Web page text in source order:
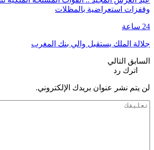
وقفزات استعراضية بالمظلات
24 ساعة
جلالة الملك يستقبل والي بنك المغرب
السابق التالي
اترك رد
لن يتم نشر عنوان بريدك الإلكتروني.